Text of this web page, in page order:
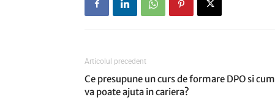
Articolul precedent
Ce presupune un curs de formare DPO si cum
va poate ajuta in cariera?